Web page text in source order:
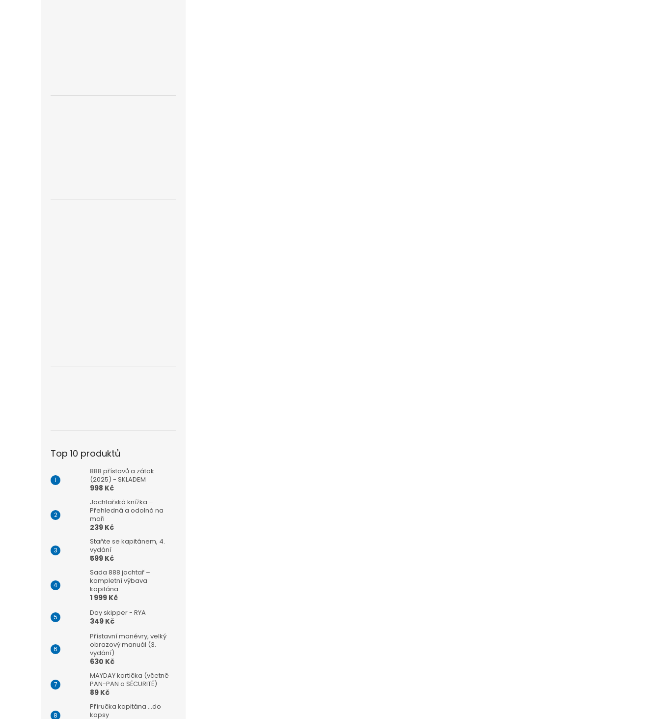
Top 10 produktů
888 přístavů a zátok
(2025) - SKLADEM
998 Kč
Jachtařská knížka –
Přehledná a odolná na
moři
239 Kč
Staňte se kapitánem, 4.
vydání
599 Kč
Sada 888 jachtař –
kompletní výbava
kapitána
1 999 Kč
Day skipper - RYA
349 Kč
Přístavní manévry, velký
obrazový manuál (3.
vydání)
630 Kč
MAYDAY kartička (včetně
PAN-PAN a SÉCURITÉ)
89 Kč
Příručka kapitána ...do
kapsy